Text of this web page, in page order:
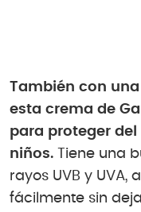
También con
esta crema de
para proteger del
niños. Tiene una
rayos UVB y UVA,
fácilmente sin